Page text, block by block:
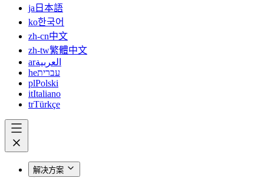
ja 日本語
ko한국어
zh-cn中文
zh-tw繁體中文
arالعربية
heעברית
plPolski
itItaliano
trTürkçe
解决方案